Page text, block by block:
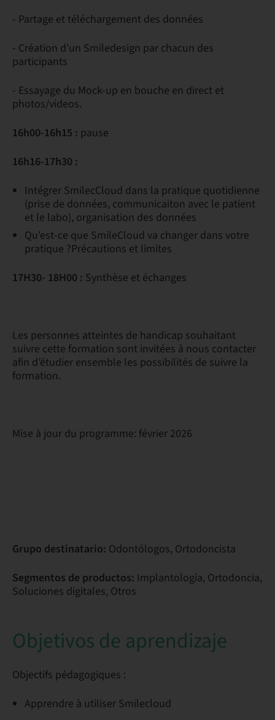
- Partage et téléchargement des données
- Création d'un Smiledesign par chacun des
participants
- Essayage du Mock-up en bouche en direct et
photos/videos.
16h00-16h15 : pause
16h16-17h30 :
Intégrer SmilecCloud dans la pratique quotidienne
(prise de données, communicaiton avec le patient
et le labo), organisation des données
Qu'est-ce que SmileCloud va changer dans votre
pratique ?Précautions et limites
17H30- 18H00 : Synthèse et échanges
Les personnes atteintes de handicap souhaitant
suivre cette formation sont invitées à nous contacter
afin d’étudier ensemble les possibilités de suivre la
formation.
Mise à jour du programme: février 2026
Grupo destinatario: Odontólogos, Ortodoncista
Segmentos de productos: Implantología, Ortodoncia,
Soluciones digitales, Otros
Objetivos de aprendizaje
Objectifs pédagogiques :
Apprendre à utiliser Smilecloud